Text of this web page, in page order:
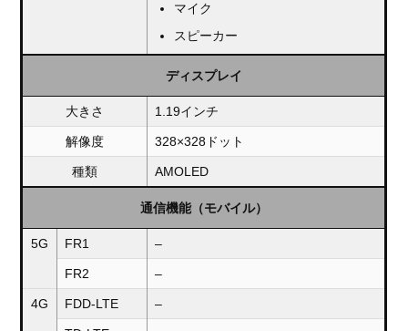
マイク
スピーカー
ディスプレイ
大きさ 1.19インチ
解像度 328×328ドット
種類 AMOLED
通信機能（モバイル）
5G FR1 –
FR2 –
4G FDD-LTE –